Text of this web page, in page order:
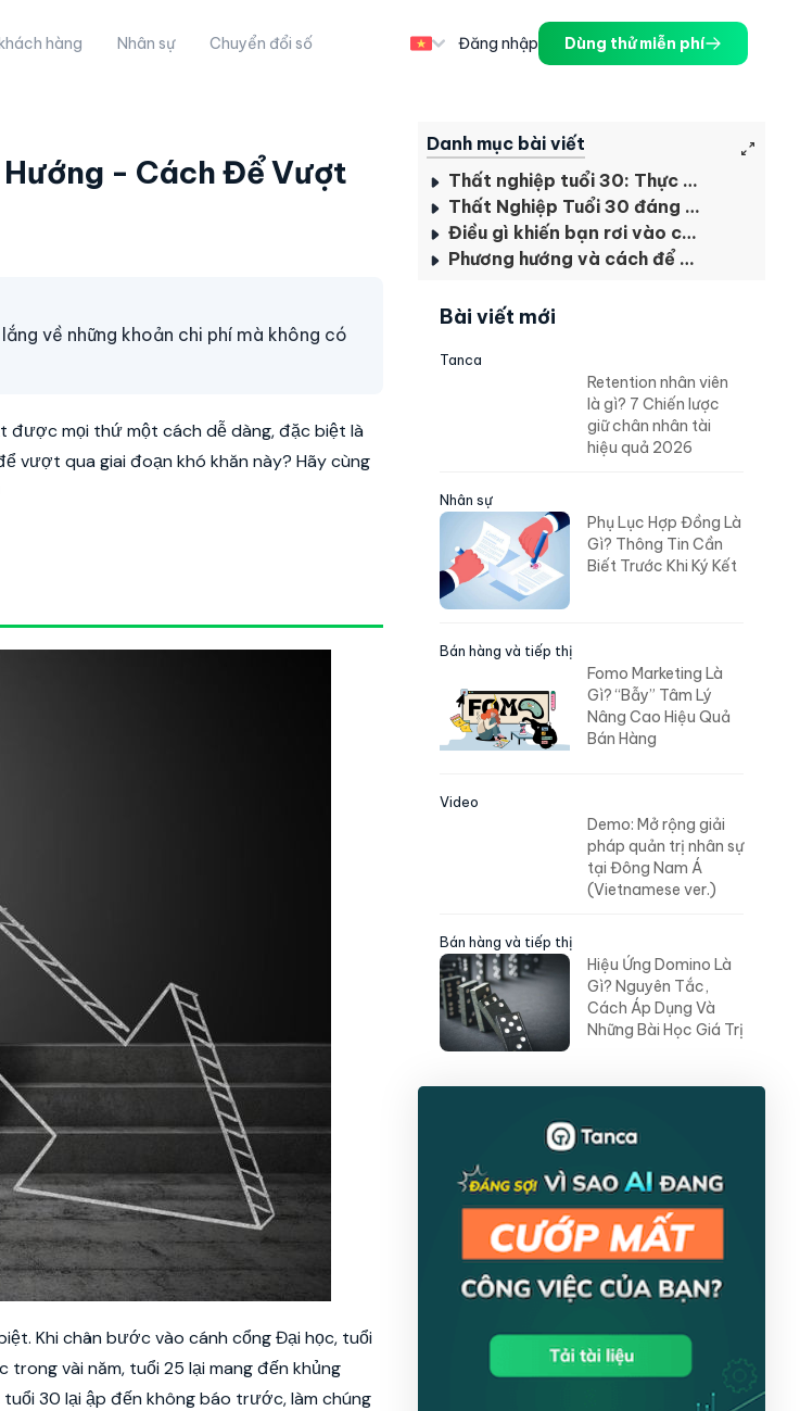
hàng Nhân sự Chuyển đổi số Đăng nhập Dùng thử miễn phí
- Cách Để Vượt
về những khoản chi phí mà không có
được mọi thứ một cách dễ dàng, đặc biệt là
vượt qua giai đoạn khó khăn này? Hãy cùng
Khi chân bước vào cánh cổng Đại học, tuổi
trong vài năm, tuổi 25 lại mang đến khủng
30 lại ập đến không báo trước, làm chúng
Danh mục bài viết
Thất nghiệp tuổi 30: Thực tế khó khăn
Thất Nghiệp Tuổi 30 đáng sợ như thế nào?
Điều gì khiến bạn rơi vào cảnh thất nghiệp tuổi 30
Phương hướng và cách để vượt qua ngưỡng thất nghiệp tuổi 30
Bài viết mới
Tanca
Retention nhân viên
là gì? 7 Chiến lược
giữ chân nhân tài
hiệu quả 2026
Nhân sự
Phụ Lục Hợp Đồng Là
Gì? Thông Tin Cần
Biết Trước Khi Ký Kết
Bán hàng và tiếp thị
Fomo Marketing Là
Gì? “Bẫy” Tâm Lý
Nâng Cao Hiệu Quả
Bán Hàng
Video
Demo: Mở rộng giải
pháp quản trị nhân sự
tại Đông Nam Á
(Vietnamese ver.)
Bán hàng và tiếp thị
Hiệu Ứng Domino Là
Gì? Nguyên Tắc,
Cách Áp Dụng Và
Những Bài Học Giá Trị